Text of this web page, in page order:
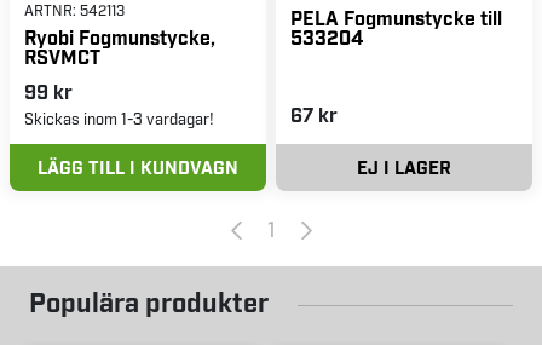
ARTNR: 542113
Ryobi Fogmunstycke,
RSVMCT
99 kr
Skickas inom 1-3 vardagar!
LÄGG TILL I KUNDVAGN
PELA Fogmunstycke till
533204
67 kr
EJ I LAGER
1
Populära produkter